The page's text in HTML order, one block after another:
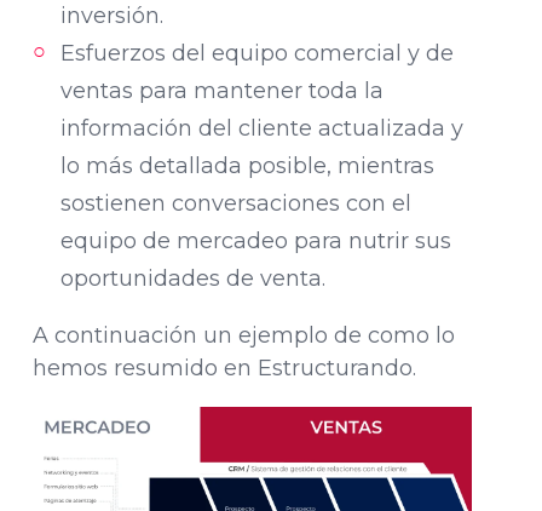
inversión.
Esfuerzos del equipo comercial y de
ventas para mantener toda la
información del cliente actualizada y
lo más detallada posible, mientras
sostienen conversaciones con el
equipo de mercadeo para nutrir sus
oportunidades de venta.
A continuación un ejemplo de como lo
hemos resumido en Estructurando.